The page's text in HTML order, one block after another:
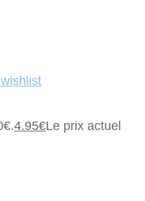
4.95€Le prix actuel